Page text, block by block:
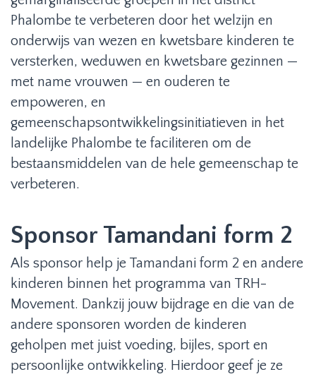
Phalombe te verbeteren door het welzijn en
onderwijs van wezen en kwetsbare kinderen te
versterken, weduwen en kwetsbare gezinnen —
met name vrouwen — en ouderen te
empoweren, en
gemeenschapsontwikkelingsinitiatieven in het
landelijke Phalombe te faciliteren om de
bestaansmiddelen van de hele gemeenschap te
verbeteren.
Sponsor Tamandani form 2
Als sponsor help je Tamandani form 2 en andere
kinderen binnen het programma van TRH-
Movement. Dankzij jouw bijdrage en die van de
andere sponsoren worden de kinderen
geholpen met juist voeding, bijles, sport en
persoonlijke ontwikkeling. Hierdoor geef je ze